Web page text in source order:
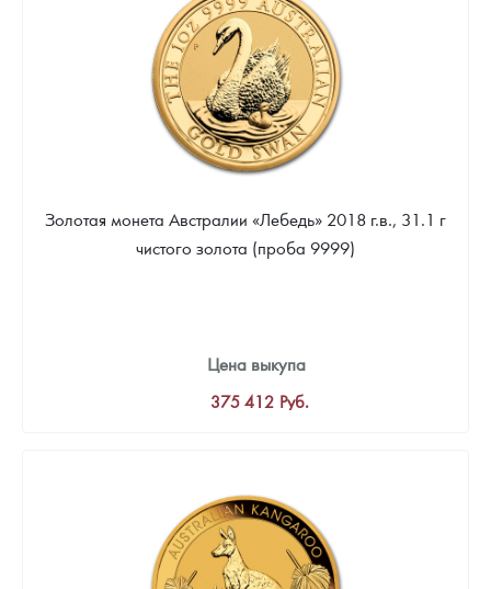
Золотая монета Австралии «Лебедь» 2018 г.в., 31.1 г
чистого золота (проба 9999)
Цена выкупа
375 412 Руб.